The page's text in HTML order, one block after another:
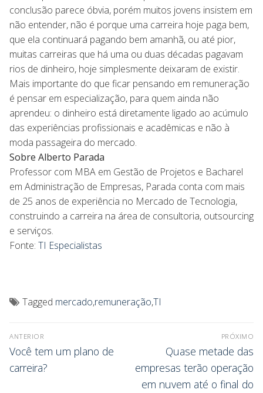
conclusão parece óbvia, porém muitos jovens insistem em
não entender, não é porque uma carreira hoje paga bem,
que ela continuará pagando bem amanhã, ou até pior,
muitas carreiras que há uma ou duas décadas pagavam
rios de dinheiro, hoje simplesmente deixaram de existir.
Mais importante do que ficar pensando em remuneração
é pensar em especialização, para quem ainda não
aprendeu: o dinheiro está diretamente ligado ao acúmulo
das experiências profissionais e acadêmicas e não à
moda passageira do mercado.
Sobre Alberto Parada
Professor com MBA em Gestão de Projetos e Bacharel
em Administração de Empresas, Parada conta com mais
de 25 anos de experiência no Mercado de Tecnologia,
construindo a carreira na área de consultoria, outsourcing
e serviços.
Fonte: TI Especialistas
Tagged mercado,remuneração,TI
ANTERIOR
Você tem um plano de
carreira?
PRÓXIMO
Quase metade das
empresas terão operação
em nuvem até o final do